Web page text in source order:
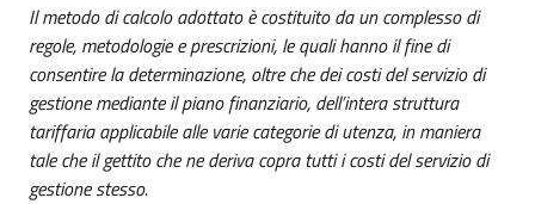
Il metodo di calcolo adottato è costituito da un complesso di
regole, metodologie e prescrizioni, le quali hanno il fine di
consentire la determinazione, oltre che dei costi del servizio di
gestione mediante il piano finanziario, dell’intera struttura
tariffaria applicabile alle varie categorie di utenza, in maniera
tale che il gettito che ne deriva copra tutti i costi del servizio di
gestione stesso.